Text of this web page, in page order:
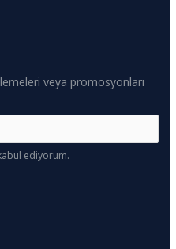
veya promosyonları
ediyorum.